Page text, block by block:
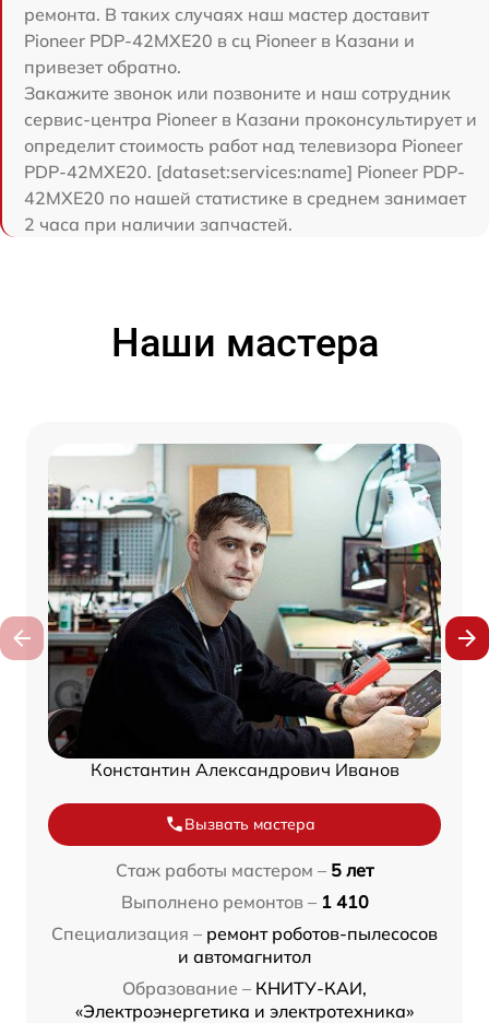
ремонта. В таких случаях наш мастер доставит
Pioneer PDP-42MXE20 в сц Pioneer в Казани и
привезет обратно.
Закажите звонок или позвоните и наш сотрудник
сервис-центра Pioneer в Казани проконсультирует и
определит стоимость работ над телевизора Pioneer
PDP-42MXE20. [dataset:services:name] Pioneer PDP-
42MXE20 по нашей статистике в среднем занимает
2 часа при наличии запчастей.
Наши мастера
Константин Александрович Иванов
Вызвать мастера
Стаж работы мастером – 5 лет
Выполнено ремонтов – 1 410
Специализация – ремонт роботов-пылесосов
и автомагнитол
Образование – КНИТУ-КАИ,
«Электроэнергетика и электротехника»